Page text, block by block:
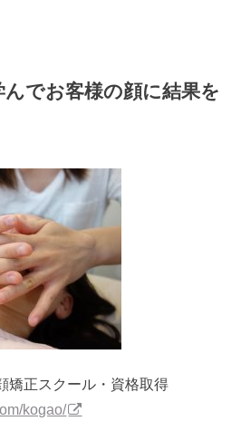
でお客様の顔に結果を
矯正スクール・資格取得
kogao/